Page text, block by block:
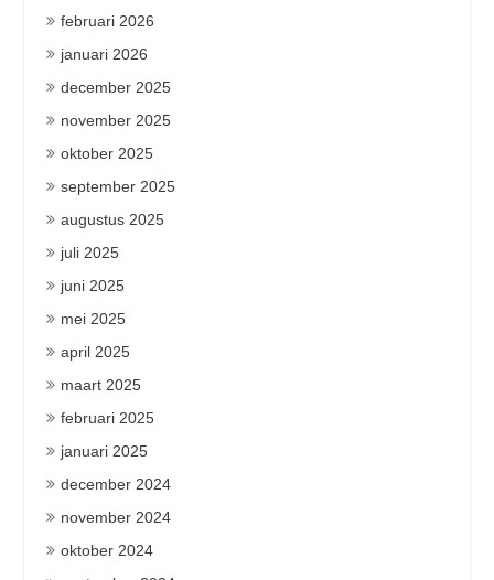
februari 2026
januari 2026
december 2025
november 2025
oktober 2025
september 2025
augustus 2025
juli 2025
juni 2025
mei 2025
april 2025
maart 2025
februari 2025
januari 2025
december 2024
november 2024
oktober 2024